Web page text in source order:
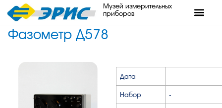
Музей измерительных
приборов
Фазометр Д578
Дата
Набор -